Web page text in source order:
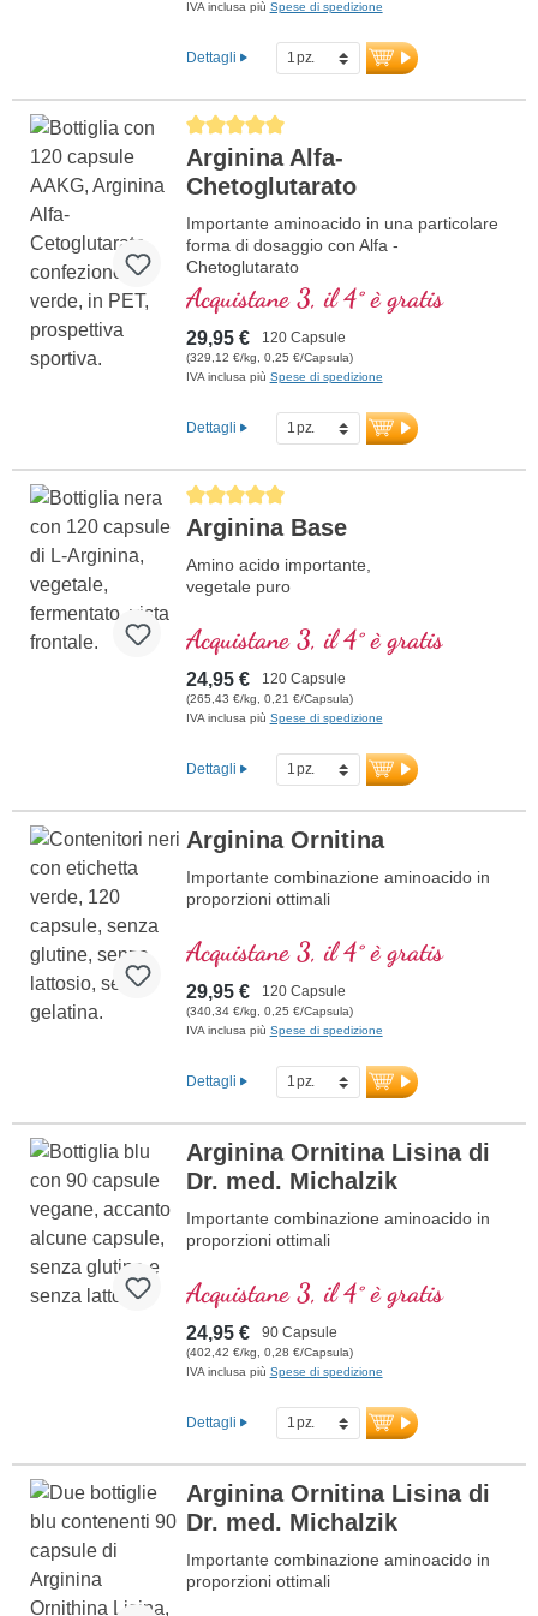
IVA inclusa più Spese di spedizione
Dettagli
Average rating of 5 out of 5 stars
Arginina Alfa-
Chetoglutarato
Importante aminoacido in una particolare
forma di dosaggio con Alfa -
Chetoglutarato
Acquistane 3, il 4° è gratis
29,95 € 120 Capsule
(329,12 €/kg, 0,25 €/Capsula)
IVA inclusa più Spese di spedizione
Dettagli
Average rating of 5 out of 5 stars
Arginina Base
Amino acido importante,
vegetale puro
Acquistane 3, il 4° è gratis
24,95 € 120 Capsule
(265,43 €/kg, 0,21 €/Capsula)
IVA inclusa più Spese di spedizione
Dettagli
Arginina Ornitina
Importante combinazione aminoacido in
proporzioni ottimali
Acquistane 3, il 4° è gratis
29,95 € 120 Capsule
(340,34 €/kg, 0,25 €/Capsula)
IVA inclusa più Spese di spedizione
Dettagli
Arginina Ornitina Lisina di
Dr. med. Michalzik
Importante combinazione aminoacido in
proporzioni ottimali
Acquistane 3, il 4° è gratis
24,95 € 90 Capsule
(402,42 €/kg, 0,28 €/Capsula)
IVA inclusa più Spese di spedizione
Dettagli
Arginina Ornitina Lisina di
Dr. med. Michalzik
Importante combinazione aminoacido in
proporzioni ottimali